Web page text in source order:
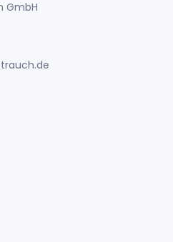
GmbH